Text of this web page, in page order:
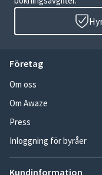
Företag
Om oss
Om Awaze
Press
Inloggning för byråer
Kundinformation